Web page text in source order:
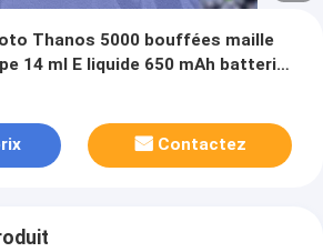
Thanos 5000 bouffées maille
14 ml E liquide 650 mAh batterie
expédition rapide
Contactez